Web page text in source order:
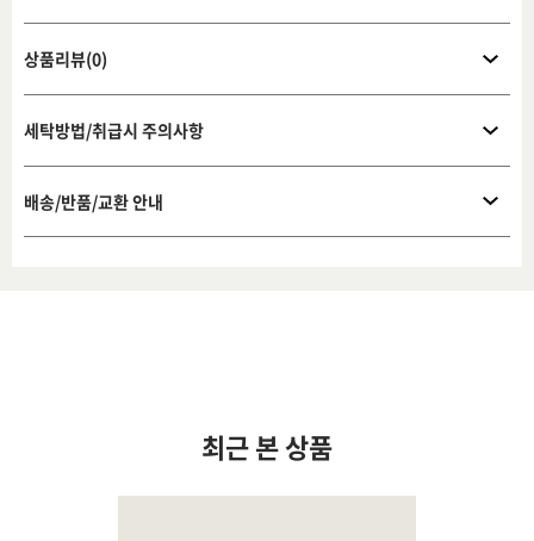
상품리뷰(0)
세탁방법/취급시 주의사항
배송/반품/교환 안내
최근 본 상품